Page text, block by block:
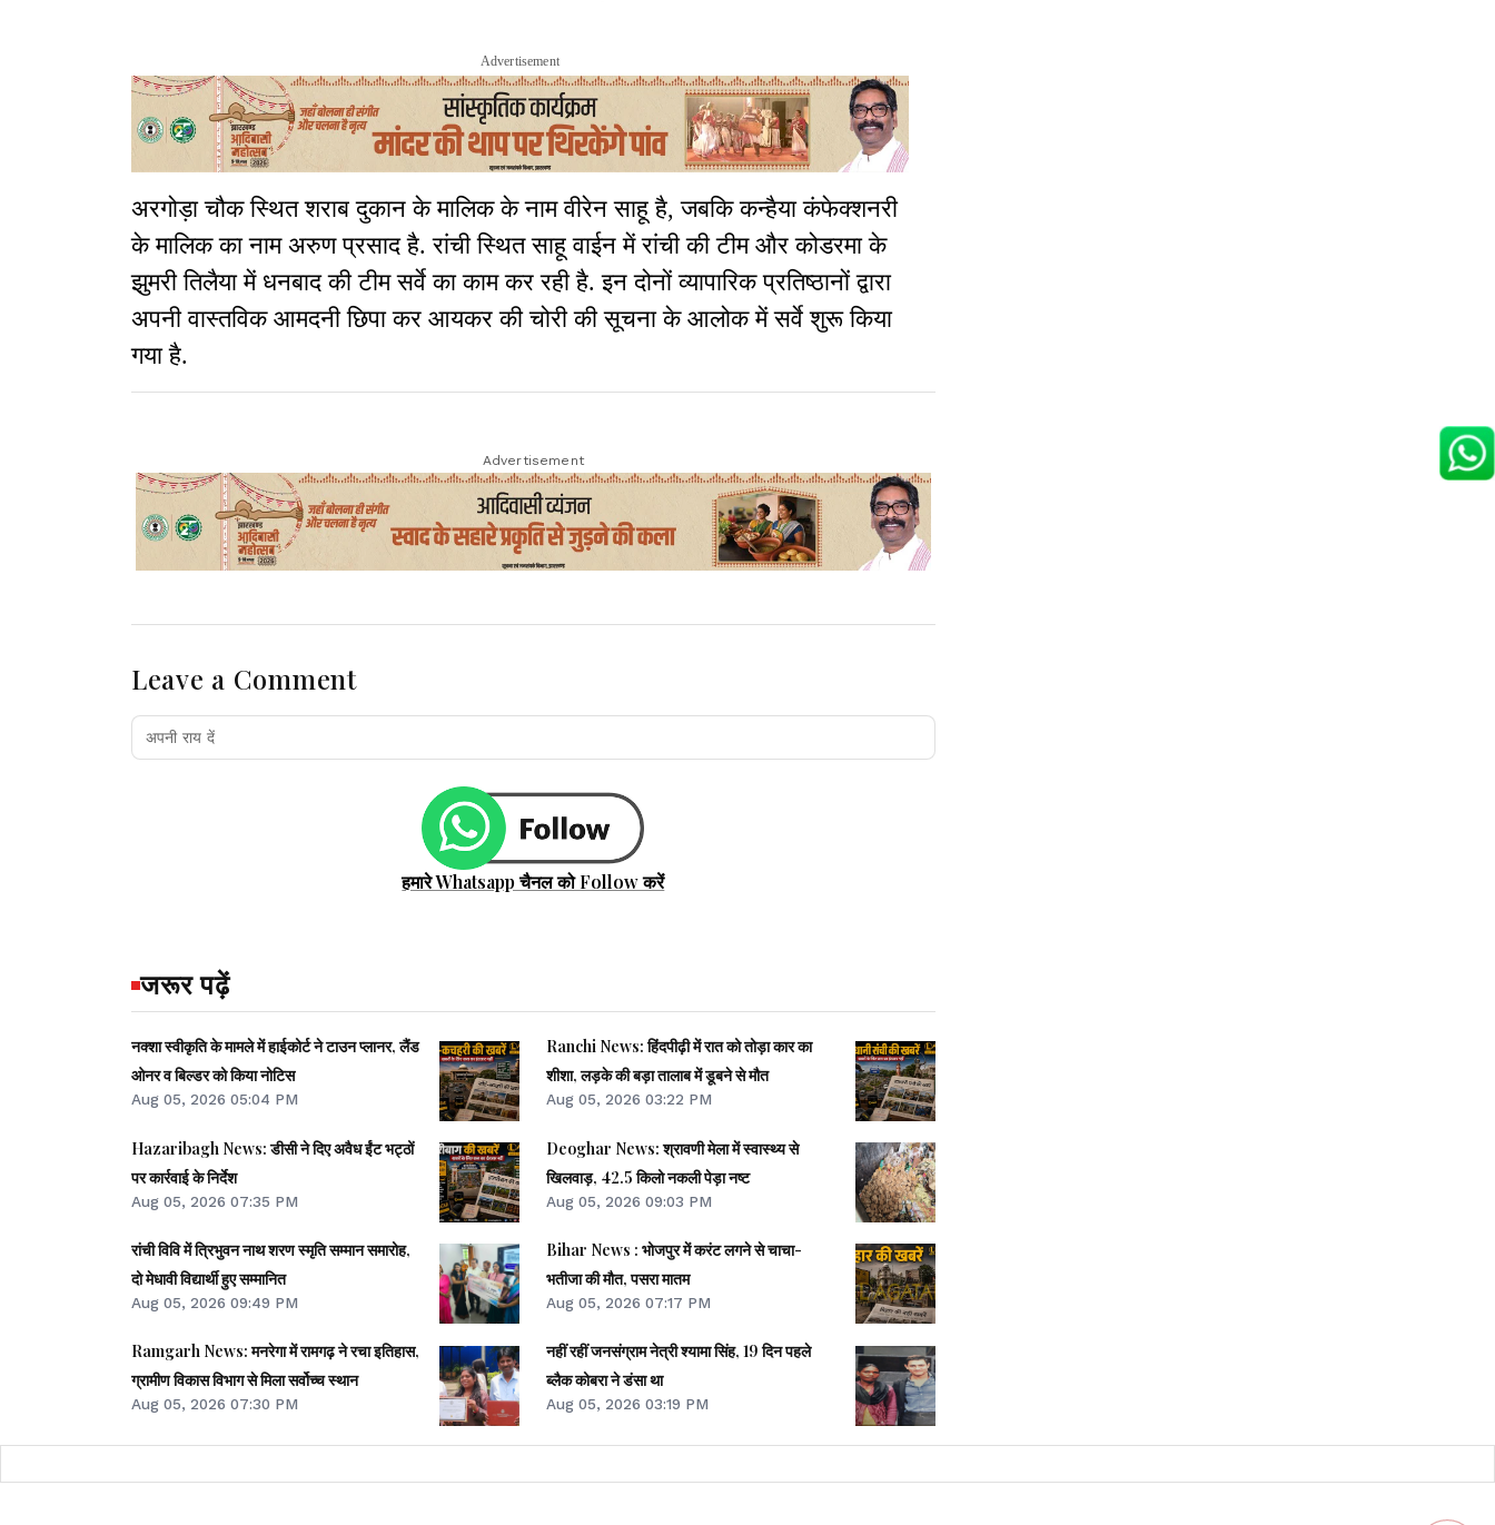
Advertisement
अरगोड़ा चौक स्थित शराब दुकान के मालिक के नाम वीरेन साहू है, जबकि कन्हैया कंफेक्शनरी
के मालिक का नाम अरुण प्रसाद है. रांची स्थित साहू वाईन में रांची की टीम और कोडरमा के
झुमरी तिलैया में धनबाद की टीम सर्वे का काम कर रही है. इन दोनों व्यापारिक प्रतिष्ठानों द्वारा
अपनी वास्तविक आमदनी छिपा कर आयकर की चोरी की सूचना के आलोक में सर्वे शुरू किया
गया है.
Advertisement
Leave a Comment
हमारे Whatsapp चैनल को Follow करें
जरूर पढ़ें
नक्शा स्वीकृति के मामले में हाईकोर्ट ने टाउन प्लानर, लैंड
ओनर व बिल्डर को किया नोटिस
Aug 05, 2026 05:04 PM
Hazaribagh News: डीसी ने दिए अवैध ईंट भट्ठों
पर कार्रवाई के निर्देश
Aug 05, 2026 07:35 PM
रांची विवि में त्रिभुवन नाथ शरण स्मृति सम्मान समारोह,
दो मेधावी विद्यार्थी हुए सम्मानित
Aug 05, 2026 09:49 PM
Ramgarh News: मनरेगा में रामगढ़ ने रचा इतिहास,
ग्रामीण विकास विभाग से मिला सर्वोच्च स्थान
Aug 05, 2026 07:30 PM
Ranchi News: हिंदपीढ़ी में रात को तोड़ा कार का
शीशा, लड़के की बड़ा तालाब में डूबने से मौत
Aug 05, 2026 03:22 PM
Deoghar News: श्रावणी मेला में स्वास्थ्य से
खिलवाड़, 42.5 किलो नकली पेड़ा नष्ट
Aug 05, 2026 09:03 PM
Bihar News : भोजपुर में करंट लगने से चाचा-
भतीजा की मौत, पसरा मातम
Aug 05, 2026 07:17 PM
नहीं रहीं जनसंग्राम नेत्री श्‍यामा सिंह, 19 दिन पहले
ब्‍लैक कोबरा ने डंसा था
Aug 05, 2026 03:19 PM